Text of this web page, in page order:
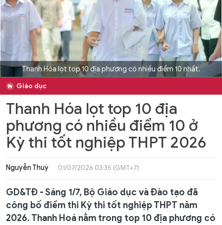
Thanh Hóa lọt top 10 địa phương có nhiều điểm 10 nhất.
Giáo dục
Thanh Hóa lọt top 10 địa
phương có nhiều điểm 10 ở
Kỳ thi tốt nghiệp THPT 2026
Nguyễn Thuỳ 01/07/2026 03:35 (GMT+7)
GD&TĐ - Sáng 1/7, Bộ Giáo dục và Đào tạo đã
công bố điểm thi Kỳ thi tốt nghiệp THPT năm
2026. Thanh Hoá nằm trong top 10 địa phương có